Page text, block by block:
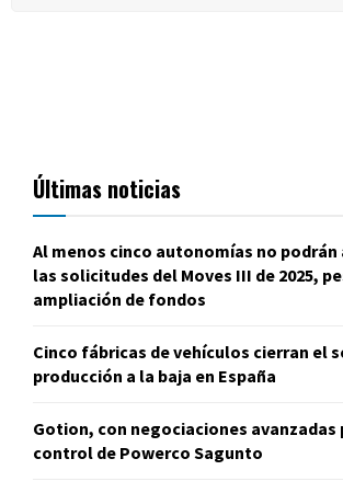
Últimas noticias
Al menos cinco autonomías no
las solicitudes del Moves III de 2025,
ampliación de fondos
Cinco fábricas de vehículos cierran el
producción a la baja en España
Gotion, con negociaciones
control de Powerco Sagunto